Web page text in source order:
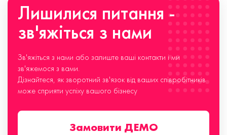
Лишилися питання -
зв'яжіться з нами
Зв'яжіться з нами або залиште ваші контакти і ми
зв'яжемося з вами.
Дізнайтеся, як зворотний зв'язок від ваших співробітників
може сприяти успіху вашого бізнесу
Замовити ДЕМО